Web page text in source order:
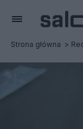
Strona główna